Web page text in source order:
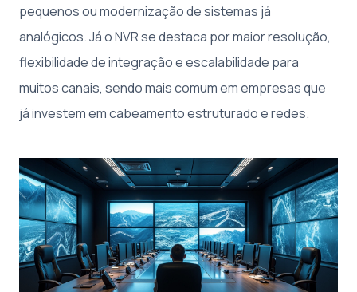
pequenos ou modernização de sistemas já
analógicos. Já o NVR se destaca por maior resolução,
flexibilidade de integração e escalabilidade para
muitos canais, sendo mais comum em empresas que
já investem em cabeamento estruturado e redes.